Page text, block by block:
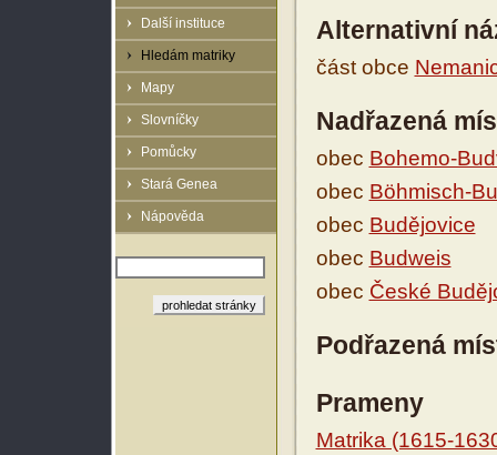
Další instituce
Hledám matriky
Mapy
Slovníčky
Pomůcky
Stará Genea
Nápověda
Alternativní
část obce
Nadřazená
obec Bohemo-
obec Böhmisch-
obec Budějovice
obec Budweis
obec České
Podřazená
Prameny
Matrika (1615-